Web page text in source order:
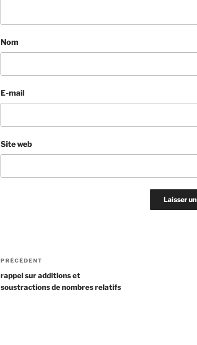
Nom
E-mail
Site web
Navigation
de
l’article
Article
précédent
PRÉCÉDENT
rappel sur additions et
soustractions de nombres relatifs